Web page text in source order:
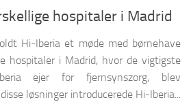
hospitaler i Madrid
Hi-Iberia et møde med børnehave
hospitaler i Madrid, hvor de vigtigste
ejer for fjernsynszorg, blev
løsninger introducerede Hi-Iberia...